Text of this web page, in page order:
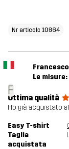
Nr articolo 10864
F
Le misure:
Ottima qualità
Ho già acquistato
Easy T-shirt
Taglia
acquistata